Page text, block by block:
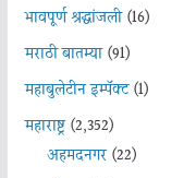
भावपूर्ण श्रद्धांजली(16)
मराठी बातम्या(91)
महाबुलेटीन इम्पॅक्ट(1)
महाराष्ट्र(2,352)
अहमदनगर(22)